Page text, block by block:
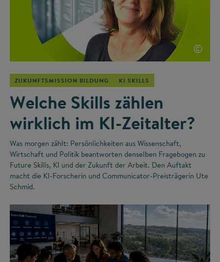
©
ZUKUNFTSMISSION BILDUNG KI SKILLS
Welche Skills zählen
wirklich im KI-Zeitalter?
Was morgen zählt: Persönlichkeiten aus Wissenschaft,
Wirtschaft und Politik beantworten denselben Fragebogen zu
Future Skills, KI und der Zukunft der Arbeit. Den Auftakt
macht die KI-Forscherin und Communicator-Preisträgerin Ute
Schmid.